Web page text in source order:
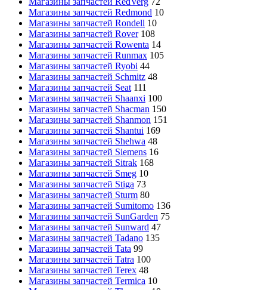
Магазины запчастей Redmond 10
Магазины запчастей Rondell 10
Магазины запчастей Rover 108
Магазины запчастей Rowenta 14
Магазины запчастей Runmax 105
Магазины запчастей Ryobi 44
Магазины запчастей Schmitz 48
Магазины запчастей Seat 111
Магазины запчастей Shaanxi 100
Магазины запчастей Shacman 150
Магазины запчастей Shanmon 151
Магазины запчастей Shantui 169
Магазины запчастей Shehwa 48
Магазины запчастей Siemens 16
Магазины запчастей Sitrak 168
Магазины запчастей Smeg 10
Магазины запчастей Stiga 73
Магазины запчастей Sturm 80
Магазины запчастей Sumitomo 136
Магазины запчастей SunGarden 75
Магазины запчастей Sunward 47
Магазины запчастей Tadano 135
Магазины запчастей Tata 99
Магазины запчастей Tatra 100
Магазины запчастей Terex 48
Магазины запчастей Termica 10